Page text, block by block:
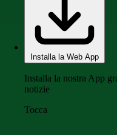
Installa la Web App
Installa la nostra App
notizie
Tocca